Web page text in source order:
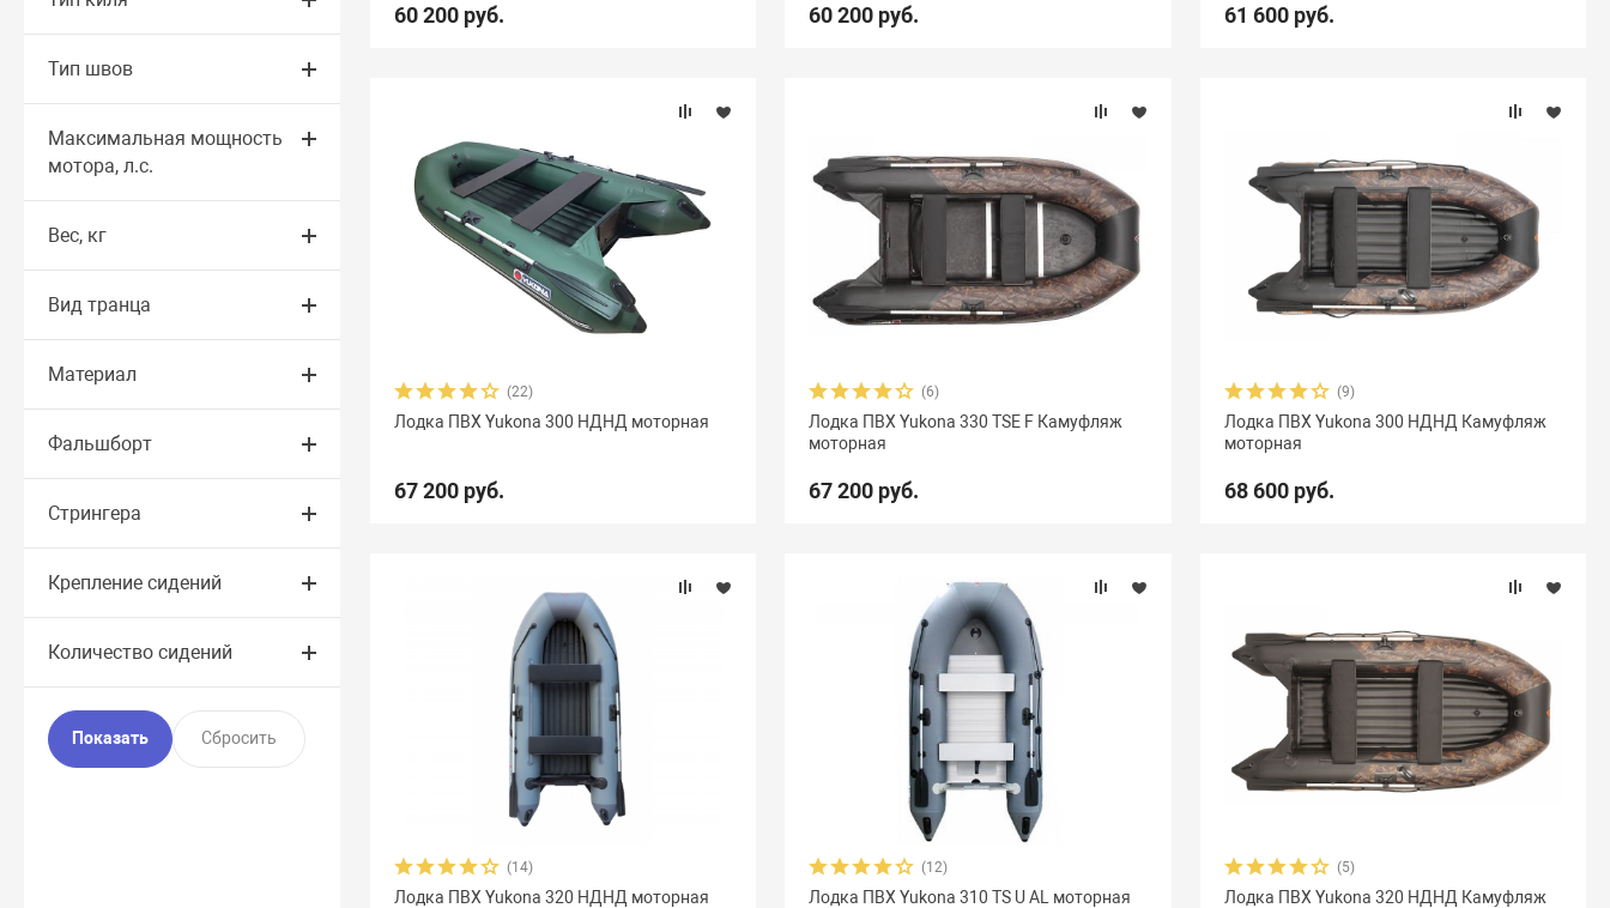
Тип швов
Максимальная мощность
мотора, л.с.
Вес, кг
Вид транца
Материал
Фальшборт
Стрингера
Крепление сидений
Количество сидений
60 200 руб. 60 200 руб. 61 600 руб.
(22)
Лодка ПВХ Yukona 300 НДНД моторная
67 200 руб.
(6)
Лодка ПВХ Yukona 330 TSE F Камуфляж
моторная
67 200 руб.
(9)
Лодка ПВХ Yukona 300 НДНД Камуфляж
моторная
68 600 руб.
(14)
Лодка ПВХ Yukona 320 НДНД моторная
(12)
Лодка ПВХ Yukona 310 TS U AL моторная
(5)
Лодка ПВХ Yukona 320 НДНД Камуфляж